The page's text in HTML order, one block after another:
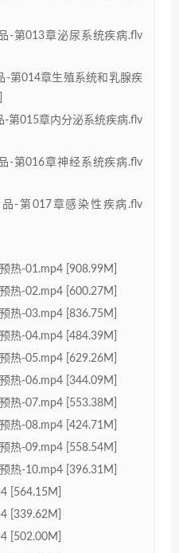
-第013章泌尿系统疾病.flv
-第014章生殖系统和乳腺疾
-第015章内分泌系统疾病.flv
-第016章神经系统疾病.flv
-第017章感染性疾病.flv
热-01.mp4 [908.99M]
热-02.mp4 [600.27M]
热-03.mp4 [836.75M]
热-04.mp4 [484.39M]
热-05.mp4 [629.26M]
热-06.mp4 [344.09M]
热-07.mp4 [553.38M]
热-08.mp4 [424.71M]
热-09.mp4 [558.54M]
热-10.mp4 [396.31M]
[564.15M]
[339.62M]
[502.00M]